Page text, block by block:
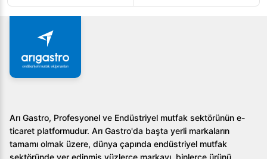
Arı Gastro, Profesyonel ve Endüstriyel mutfak sektörünün e-
ticaret platformudur. Arı Gastro'da başta yerli markaların
tamamı olmak üzere, dünya çapında endüstriyel mutfak
sektöründe yer edinmiş yüzlerce markayı, binlerce ürünü